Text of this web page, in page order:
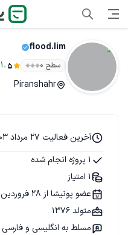
flood.lim
سطح ۰ 5
.
1
Piranshahr
آخرین فعالیت 27 مرداد 1403
1 پروژه انجام شده
1 امتیاز
عضو پونیشا از 28 فروردین 1396
متولد 1376
مسلط به انگلیسی و فارسی